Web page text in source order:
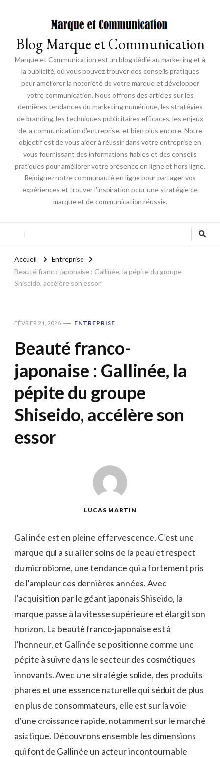
Blog Marque et Communication
Marque et Communication est un blog dédié au marketing et à
la publicité, où vous pouvez trouver des conseils pratiques
pour améliorer la notoriété de votre marque et développer
votre communication. Nous offrons des articles sur les
dernières tendances du marketing numérique, les stratégies
de branding, les techniques publicitaires efficaces, les enjeux
de la communication d'entreprise, et bien plus encore. Notre
objectif est de vous aider à réussir dans votre entreprise en
vous fournissant des informations fiables et des conseils
pratiques pour améliorer votre présence en ligne et hors ligne.
Rejoignez notre communauté en ligne pour partager vos
expériences et trouver l'inspiration pour une stratégie de
marque et de communication réussie.
Accueil
Entreprise
Beauté franco-japonaise : Gallinée, la pépite du groupe
Shiseido, accélère son essor
FÉVRIER 21, 2026 ENTREPRISE
Beauté franco-
japonaise : Gallinée, la
pépite du groupe
Shiseido, accélère son
essor
LUCAS MARTIN
Gallinée est en pleine effervescence. C’est une
marque qui a su allier soins de la peau et respect
du microbiome, une tendance qui a fortement pris
de l’ampleur ces dernières années. Avec
l’acquisition par le géant japonais Shiseido, la
marque passe à la vitesse supérieure et élargit son
horizon. La beauté franco-japonaise est à
l’honneur, et Gallinée se positionne comme une
pépite à suivre dans le secteur des cosmétiques
innovants. Avec une stratégie solide, des produits
phares et une essence naturelle qui séduit de plus
en plus de consommateurs, elle est sur la voie
d’une croissance rapide, notamment sur le marché
asiatique. Découvrons ensemble les dimensions
qui font de Gallinée un acteur incontournable